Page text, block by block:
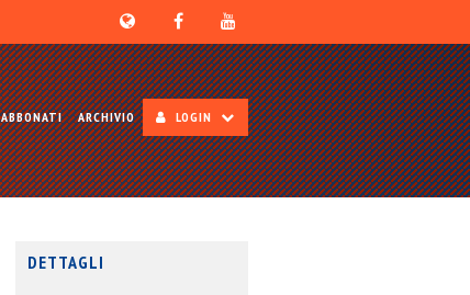
ABBONATI ARCHIVIO LOGIN
DETTAGLI